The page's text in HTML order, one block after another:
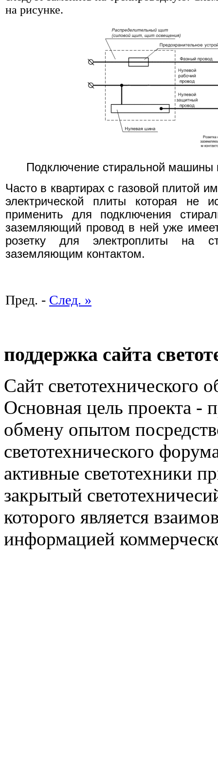
на рисунке.
Подключение стиральной машины
Часто в квартирах с газовой плитой
электрической плиты которая не
применить для подключения
заземляющий провод в ней уже
розетку для электроплиты на
заземляющим контактом.
Пред. - След. »
поддержка сайта
Сайт светотехнического
Основная цель проекта -
обмену опытом
светотехнического
активные светотехники
закрытый
которого является
информацией